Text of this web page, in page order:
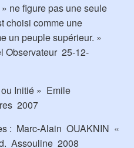
ne figure pas une seule
choisi comme une
un peuple supérieur. »
Observateur 25-12-
Initié » Emile
2007
: Marc-Alain OUAKNIN «
Assouline 2008